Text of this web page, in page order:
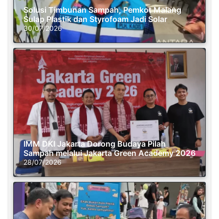
Solusi Timbunan Sampah, Pemkot Malang
Sulap Plastik dan Styrofoam Jadi Solar
30/07/2026
IMM DKI Jakarta Dorong Budaya Pilah
Sampah melalui Jakarta Green Academy 2026
28/07/2026